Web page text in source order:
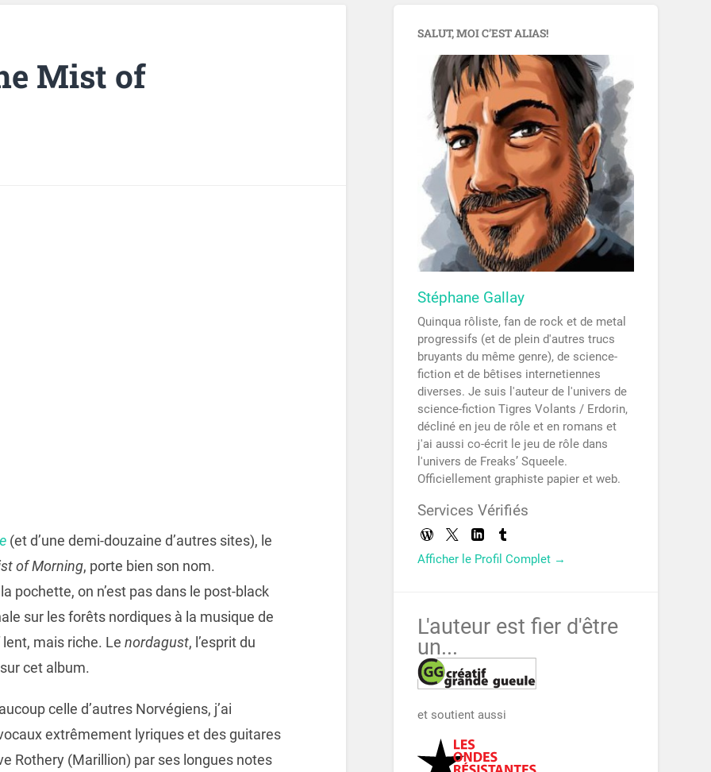
Mist of
(et d’une demi-douzaine d’autres sites), le
of Morning, porte bien son nom.
pochette, on n’est pas dans le post-black
sur les forêts nordiques à la musique de
mais riche. Le nordagust, l’esprit du
cet album.
celle d’autres Norvégiens, j’ai
extrêmement lyriques et des guitares
Rothery (Marillion) par ses longues notes
SALUT, MOI C’EST ALIAS!
Stéphane Gallay
Quinqua rôliste, fan de rock et de metal
progressifs (et de plein d'autres trucs
bruyants du même genre), de science-
fiction et de bêtises internetiennes
diverses. Je suis l'auteur de l'univers de
science-fiction Tigres Volants / Erdorin,
décliné en jeu de rôle et en romans et
j'ai aussi co-écrit le jeu de rôle dans
l'univers de Freaks’ Squeele.
Officiellement graphiste papier et web.
Services Vérifiés
Afficher le Profil Complet →
L'auteur est fier d'être
un...
et soutient aussi